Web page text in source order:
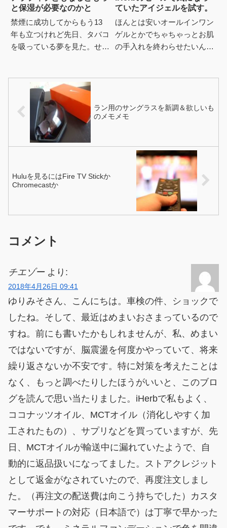
と保湿が必要なのかと
禁煙に成功してからもう13
年も立つけれど先日、タバコ
を吸っている夢を見た。せっ
タバコを吸っている。はっ。
ていたアイジェルを試す。
ほんとは安いオールインワン
ゲルとかでちゃちゃっとお肌
の手入れを終わらせたいんだ
ラン用のサングラスを新調＆欲しいも
のメモメモ
Huluを見るにはFire TV Stickか
Chromecastか
コメント
チエゾー より:
2018年4月26日 09:41
ゆりみそさん、こんにちは。車検の件、ショックで
したね。そして、最近はめまいおさまっているので
すね。前にも書いたかもしれませんが、私、めまい
ではないですが、脳震盪を何度かやっていて、将来
繰り返さないか不安です。特に対策を考えたことは
なく、もっと調べたりしたほうがいいと、このブロ
グを読んで思い当たりました。iHerbで私もよく、
ココナッツオイル、MCTオイル（消化しやすく加
工されたもの）、サプリなどを買っていますが、先
日、MCTオイルが輸送中に漏れていたようで、自
動的に返品扱いになってました。ストアクレジット
として返金がなされていたので、再度注文しまし
た。（再注文の配送費は向こう持ちでした）カスタ
マーサポートの対応（日本語で）は丁寧で早かった